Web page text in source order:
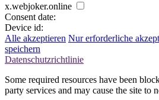
x.webjoker.online
Consent date:
Device id:
Alle akzeptieren Nur erforderliche
speichern
Datenschutzrichtlinie
Some required resources have been
party services and may cause the site to